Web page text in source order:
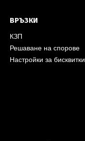
ВРЪЗКИ
КЗП
Решаване на спорове
Настройки за бисквитки